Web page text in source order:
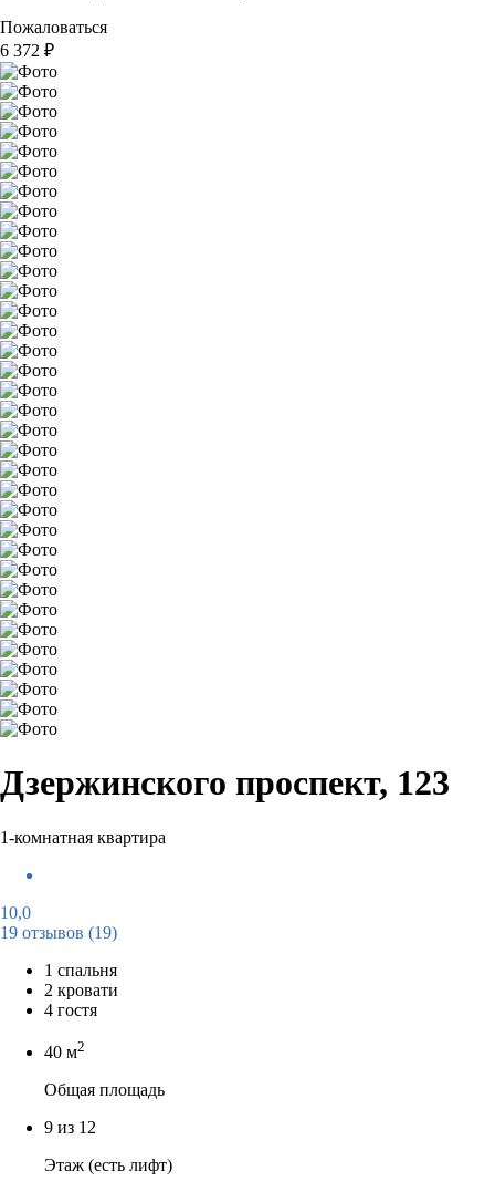
Пожаловаться
6 372 ₽
Дзержинского проспект, 123
1-комнатная квартира
10,0
19 отзывов (19)
1 спальня
2 кровати
4 гостя
40 м2
Общая площадь
9 из 12
Этаж (есть лифт)